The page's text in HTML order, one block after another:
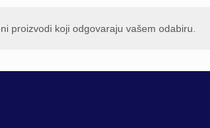
proizvodi koji odgovaraju vašem odabiru.